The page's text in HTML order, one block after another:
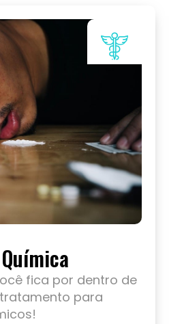
fica por dentro de
para